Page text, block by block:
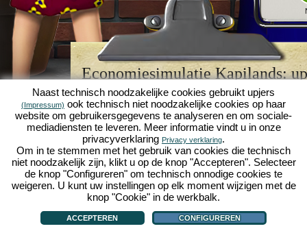
Economiesimulatie Kapilands:
browserspellegende
Kapilands is een van de bestebrowserspellenvan
retrogamevoor fans van economiesimulaties. Het
werd ooit uitgeroepen tot "MMO van het jaar" en is
een genot voor fans van strategische
online
je eigen zakenimperium opbouwen en carrière
economiesimulaties!
Naast technisch noodzakelijke cookies gebruikt upjers
(Impressum) ook technisch niet noodzakelijke cookies op haar
website om gebruikersgegevens te analyseren en om sociale-
mediadiensten te leveren. Meer informatie vindt u in onze
privacyverklaring Privacy verklaring.
Om in te stemmen met het gebruik van cookies die technisch
niet noodzakelijk zijn, klikt u op de knop "Accepteren". Selecteer
de knop "Configureren" om technisch onnodige cookies te
weigeren. U kunt uw instellingen op elk moment wijzigen met de
knop "Cookie" in de werkbalk.
ACCEPTEREN CONFIGUREREN